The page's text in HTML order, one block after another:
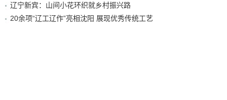
辽宁新宾：山间小花环织就乡村振兴路
20余项“辽工辽作”亮相沈阳 展现优秀传统工艺